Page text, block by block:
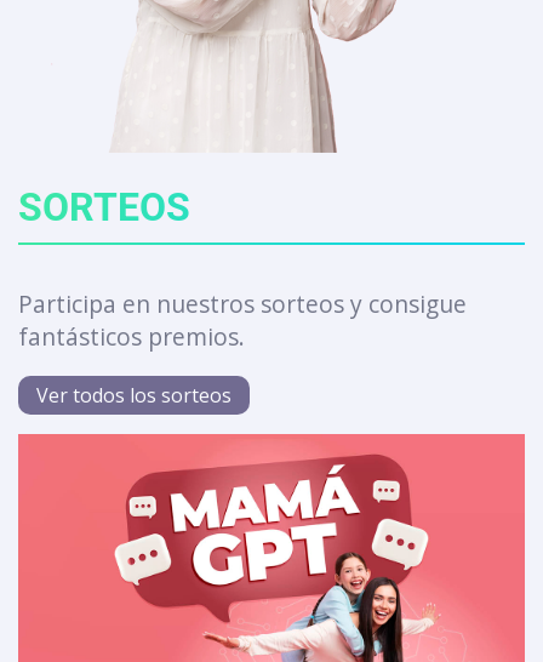
SORTEOS
Participa en nuestros sorteos y consigue
fantásticos premios.
Ver todos los sorteos